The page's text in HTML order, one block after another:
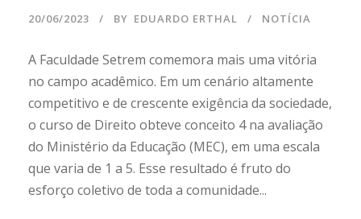
20/06/2023 BY EDUARDO ERTHAL NOTÍCIA
A Faculdade Setrem comemora mais uma vitória
no campo acadêmico. Em um cenário altamente
competitivo e de crescente exigência da sociedade,
o curso de Direito obteve conceito 4 na avaliação
do Ministério da Educação (MEC), em uma escala
que varia de 1 a 5. Esse resultado é fruto do
esforço coletivo de toda a comunidade...